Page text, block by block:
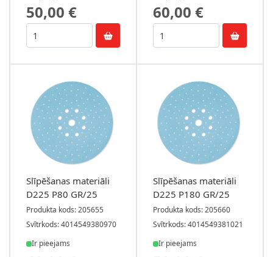
50,00 € 60,00 €
Slīpēšanas materiāli
D225 P80 GR/25
Produkta kods: 205655
Svītrkods: 4014549380970
Ir pieejams
Slīpēšanas materiāli
D225 P180 GR/25
Produkta kods: 205660
Svītrkods: 4014549381021
Ir pieejams